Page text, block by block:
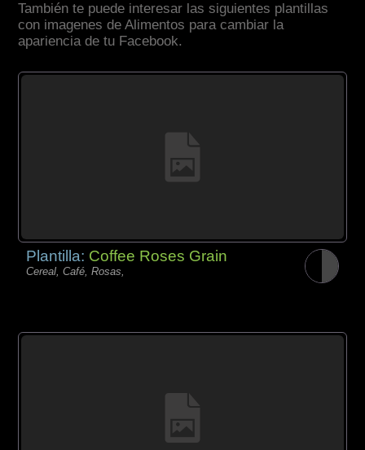
También te puede interesar las siguientes plantillas
con imagenes de Alimentos para cambiar la
apariencia de tu Facebook.
Plantilla: Coffee Roses Grain
Cereal, Café, Rosas,